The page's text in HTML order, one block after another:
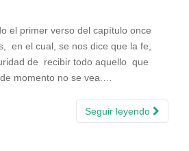
el primer verso del capítulo once
en el cual, se nos dice que la fe,
de recibir todo aquello que
momento no se vea.…
Seguir leyendo